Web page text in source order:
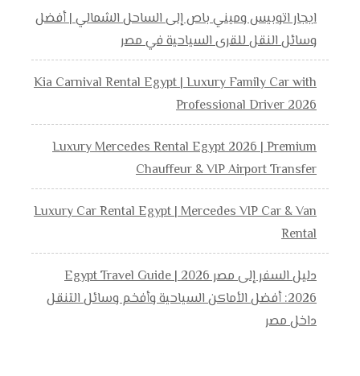
ايجار اتوبيس وميني باص إلى الساحل الشمالي | أفضل
وسائل النقل للقرى السياحية في مصر
Kia Carnival Rental Egypt | Luxury Family Car with
Professional Driver 2026
Luxury Mercedes Rental Egypt 2026 | Premium
Chauffeur & VIP Airport Transfer
Luxury Car Rental Egypt | Mercedes VIP Car & Van
Rental
دليل السفر إلى مصر 2026 | Egypt Travel Guide
2026: أفضل الأماكن السياحية وأفخم وسائل التنقل
داخل مصر